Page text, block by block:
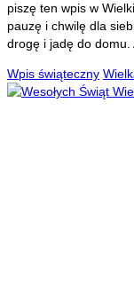
piszę ten wpis w
pauzę i chwilę dla
drogę i jadę do
Wpis świąteczny